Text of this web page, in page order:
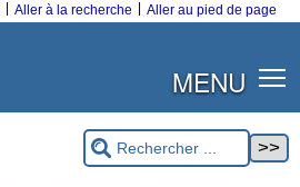
Aller à la recherche Aller au pied de page
MENU